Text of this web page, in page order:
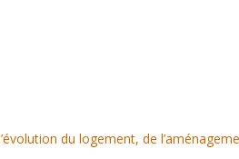
du logement, de